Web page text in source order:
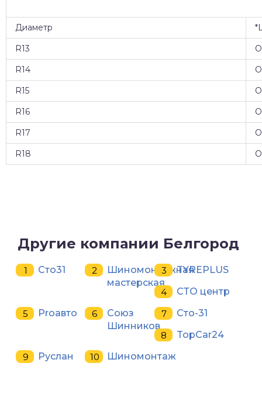
Диаметр
R13
R14
R15
R16
R17
R18
Другие компании Белгород
Сто31
Шиномонтажная
мастерская
TYREPLUS
СТО центр
Proавто
Союз
Шинников
Сто-31
TopCar24
Руслан
Шиномонтаж